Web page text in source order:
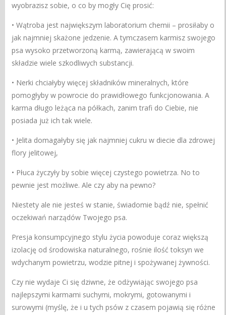
wyobrazisz sobie, o co by mogły Cię prosić:
• Wątroba jest największym laboratorium chemii – prosiłaby o
jak najmniej skażone jedzenie. A tymczasem karmisz swojego
psa wysoko przetworzoną karmą, zawierającą w swoim
składzie wiele szkodliwych substancji.
• Nerki chciałyby więcej składników mineralnych, które
pomogłyby w powrocie do prawidłowego funkcjonowania. A
karma długo leżąca na półkach, zanim trafi do Ciebie, nie
posiada już ich tak wiele.
• Jelita domagałyby się jak najmniej cukru w diecie dla zdrowej
flory jelitowej,
• Płuca życzyły by sobie więcej czystego powietrza. No to
pewnie jest możliwe. Ale czy aby na pewno?
Niestety ale nie jesteś w stanie, świadomie bądź nie, spełnić
oczekiwań narządów Twojego psa.
Presja konsumpcyjnego stylu życia powoduje coraz większą
izolację od środowiska naturalnego, rośnie ilość toksyn we
wdychanym powietrzu, wodzie pitnej i spożywanej żywności.
Czy nie wydaje Ci się dziwne, że odżywiając swojego psa
najlepszymi karmami suchymi, mokrymi, gotowanymi i
surowymi (myślę, że i u tych psów z czasem pojawią się różne